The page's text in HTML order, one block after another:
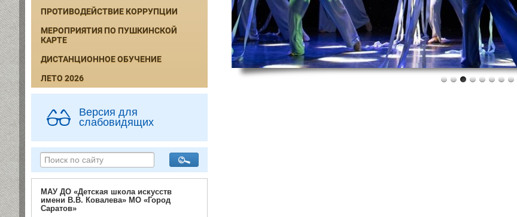
ПРОТИВОДЕЙСТВИЕ КОРРУПЦИИ
МЕРОПРИЯТИЯ ПО ПУШКИНСКОЙ
КАРТЕ
ДИСТАНЦИОННОЕ ОБУЧЕНИЕ
ЛЕТО 2026
Версия для
слабовидящих
МАУ ДО «Детская школа искусств
имени В.В. Ковалева» МО «Город
Саратов»